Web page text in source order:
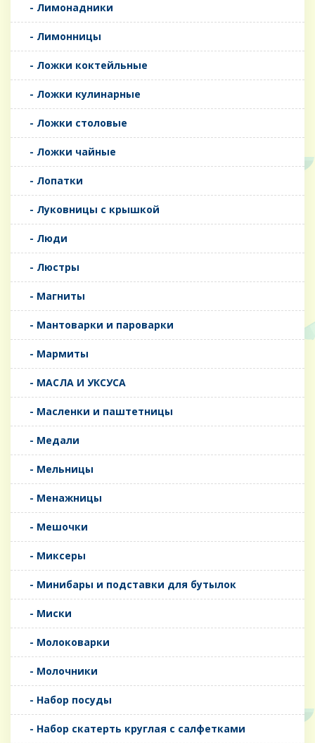
- Лимонадники
- Лимонницы
- Ложки коктейльные
- Ложки кулинарные
- Ложки столовые
- Ложки чайные
- Лопатки
- Луковницы с крышкой
- Люди
- Люстры
- Магниты
- Мантоварки и пароварки
- Мармиты
- МАСЛА И УКСУСА
- Масленки и паштетницы
- Медали
- Мельницы
- Менажницы
- Мешочки
- Миксеры
- Минибары и подставки для бутылок
- Миски
- Молоковарки
- Молочники
- Набор посуды
- Набор скатерть круглая с салфетками